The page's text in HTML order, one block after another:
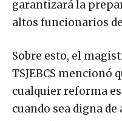
garantizará la
altos funcionarios
Sobre esto, el
TSJEBCS mencionó
cualquier reforma
cuando sea digna